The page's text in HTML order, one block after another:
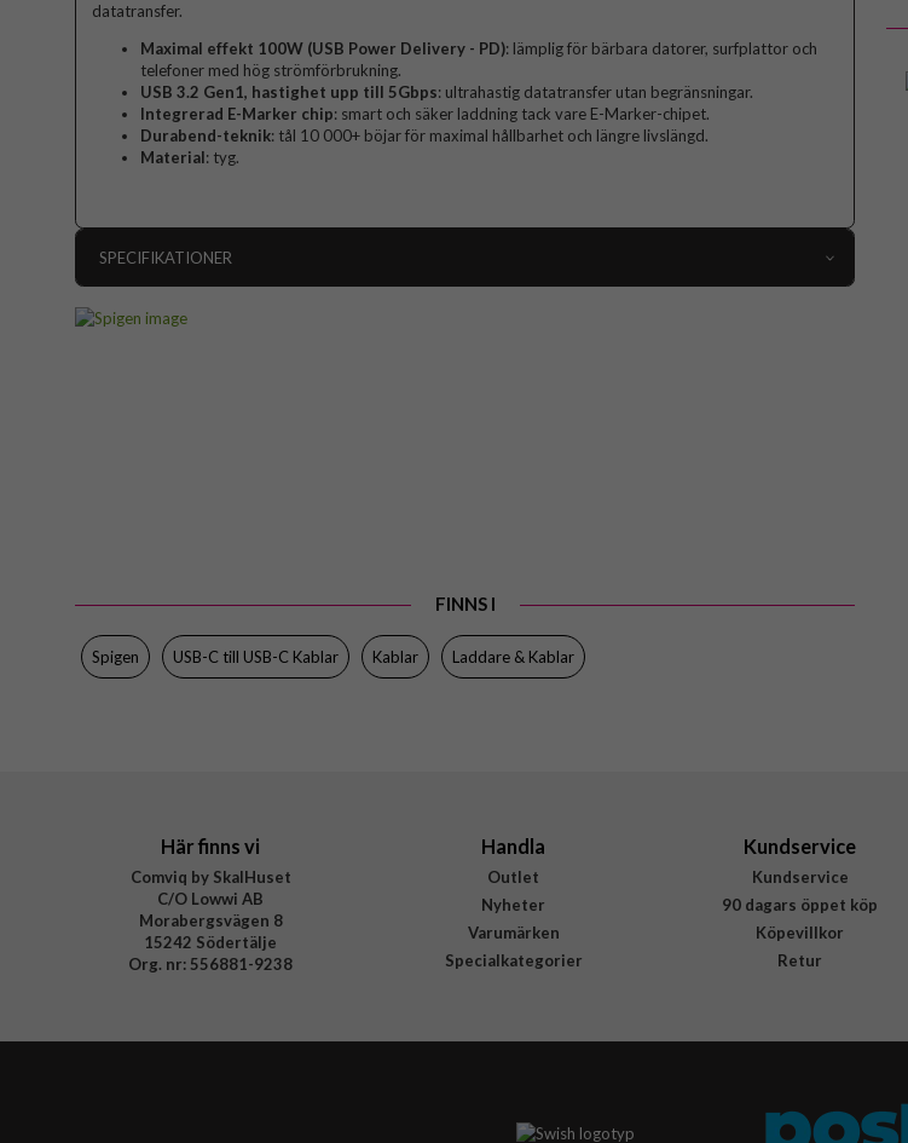
datatransfer.
Maximal effekt 100W (USB Power Delivery - PD): lämplig för bärbara datorer, surfplattor och
telefoner med hög strömförbrukning.
USB 3.2 Gen1, hastighet upp till 5Gbps: ultrahastig datatransfer utan begränsningar.
Integrerad E-Marker chip: smart och säker laddning tack vare E-Marker-chipet.
Durabend-teknik: tål 10 000+ böjar för maximal hållbarhet och längre livslängd.
Material: tyg.
SPECIFIKATIONER
FINNS I
Spigen USB-C till USB-C Kablar Kablar Laddare & Kablar
Här finns vi
Comviq by SkalHuset
C/O Lowwi AB
Morabergsvägen 8
15242 Södertälje
Org. nr: 556881-9238
Handla
Outlet
Nyheter
Varumärken
Specialkategorier
Kundservice
Kundservice
90 dagars öppet köp
Köpevillkor
Retur